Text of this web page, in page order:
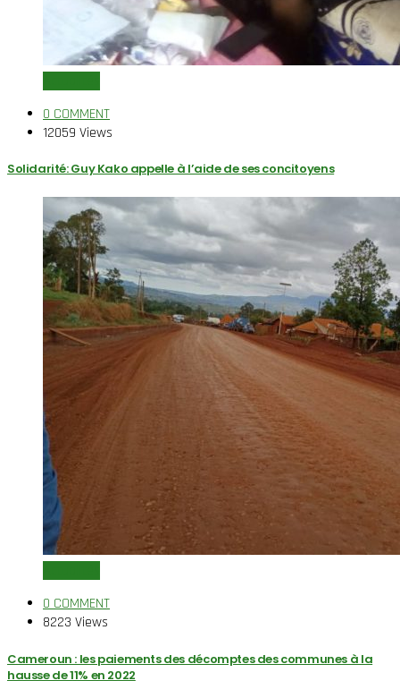
0 COMMENT
12059 Views
Solidarité: Guy Kako appelle à l’aide de ses concitoyens
0 COMMENT
8223 Views
Cameroun : les paiements des décomptes des communes à la
hausse de 11% en 2022